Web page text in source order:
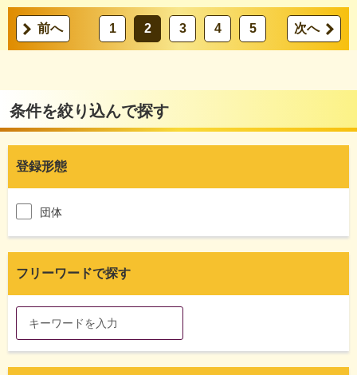
前へ 1 2 3 4 5 次へ
条件を絞り込んで探す
登録形態
団体
フリーワードで探す